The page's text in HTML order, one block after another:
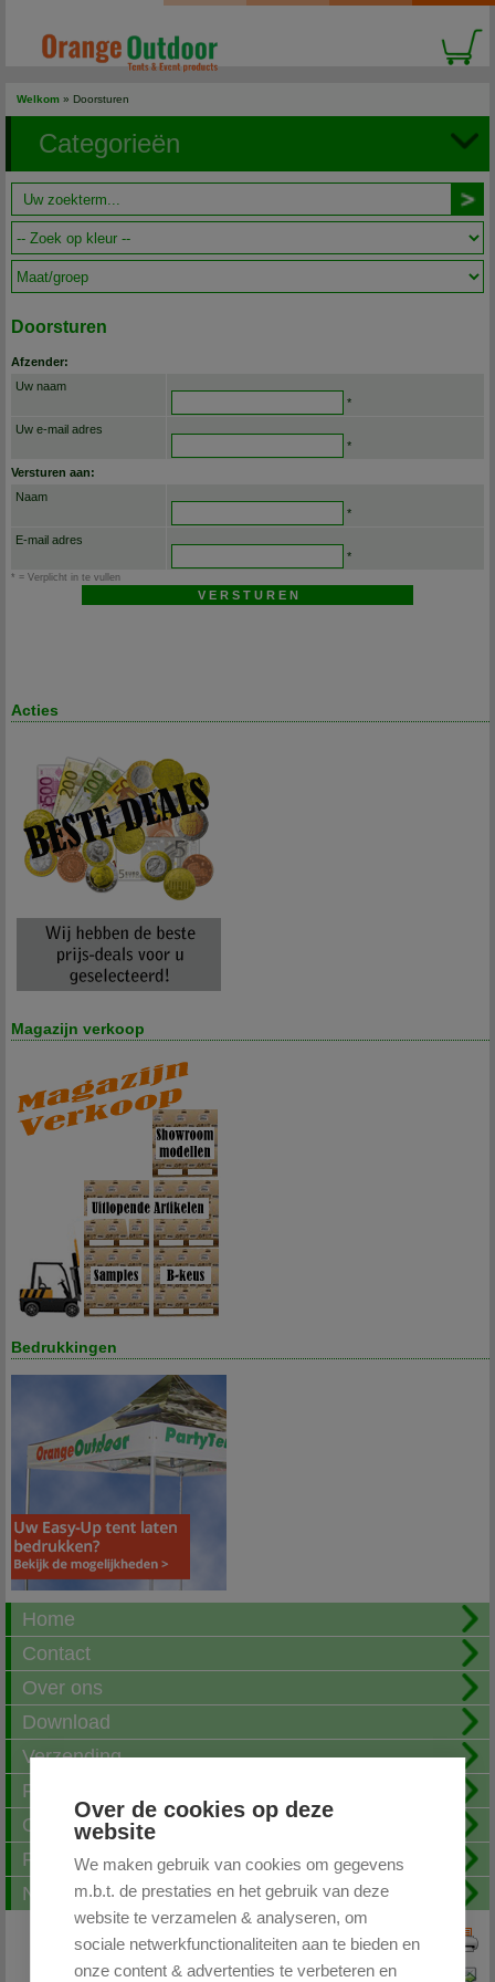
Over de cookies op deze
website
We maken gebruik van cookies om gegevens
m.b.t. de prestaties en het gebruik van deze
website te verzamelen & analyseren, om
sociale netwerkfunctionaliteiten aan te bieden en
onze content & advertenties te verbeteren en
Welkom » Doorsturen
Categorieën
Doorsturen
Afzender:
Uw naam
*
Uw e-mail adres
*
Versturen aan:
Naam
*
E-mail adres
*
* = Verplicht in te vullen
Acties
Magazijn verkoop
Bedrukkingen
Home
Contact
Over ons
Download
Verzending
Fotoalbum
Openingstijden
FAQ
Nieuwsbrief
Print deze pagina